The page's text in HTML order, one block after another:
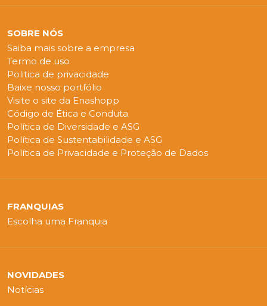
SOBRE NÓS
Saiba mais sobre a empresa
Termo de uso
Politica de privacidade
Baixe nosso portfólio
Visite o site da Enashopp
Código de Ética e Conduta
Política de Diversidade e ASG
Política de Sustentabilidade e ASG
Política de Privacidade e Proteção de Dados
FRANQUIAS
Escolha uma Franquia
NOVIDADES
Notícias